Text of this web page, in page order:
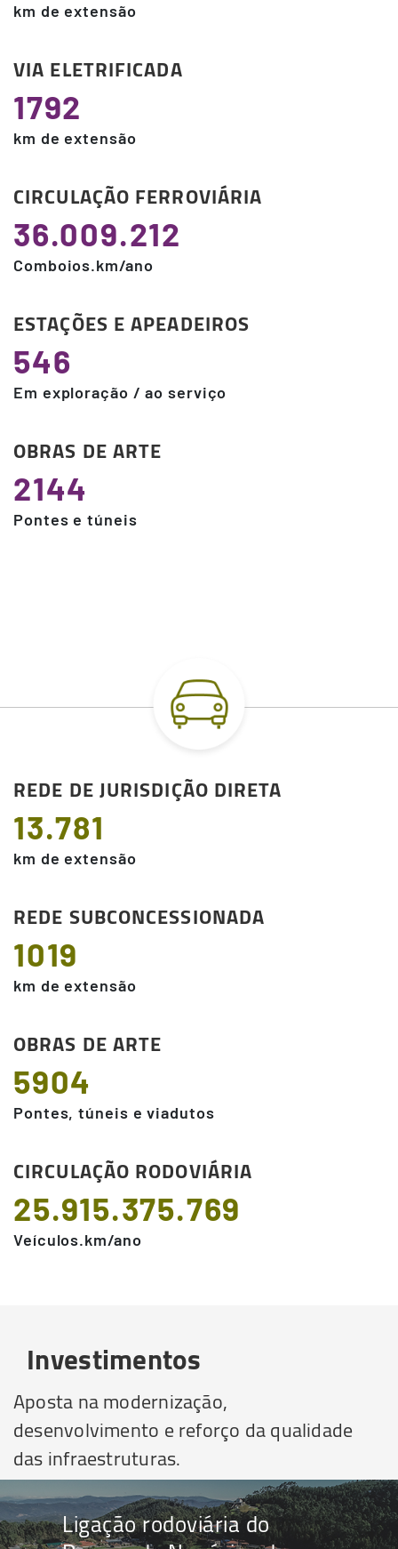
km de extensão
VIA ELETRIFICADA
1792
km de extensão
CIRCULAÇÃO FERROVIÁRIA
36.009.212
Comboios.km/ano
ESTAÇÕES E APEADEIROS
546
Em exploração / ao serviço
OBRAS DE ARTE
2144
Pontes e túneis
REDE DE JURISDIÇÃO DIRETA
13.781
km de extensão
REDE SUBCONCESSIONADA
1019
km de extensão
OBRAS DE ARTE
5904
Pontes, túneis e viadutos
CIRCULAÇÃO RODOVIÁRIA
25.915.375.769
Veículos.km/ano
Investimentos
Aposta na modernização,
desenvolvimento e reforço da qualidade
das infraestruturas.
Ligação rodoviária do